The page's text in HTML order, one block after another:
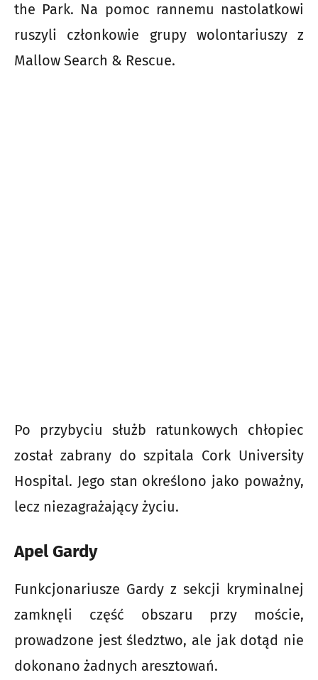
the Park. Na pomoc rannemu nastolatkowi
ruszyli członkowie grupy wolontariuszy z
Mallow Search & Rescue.
Po przybyciu służb ratunkowych chłopiec
został zabrany do szpitala Cork University
Hospital. Jego stan określono jako poważny,
lecz niezagrażający życiu.
Apel Gardy
Funkcjonariusze Gardy z sekcji kryminalnej
zamknęli część obszaru przy moście,
prowadzone jest śledztwo, ale jak dotąd nie
dokonano żadnych aresztowań.